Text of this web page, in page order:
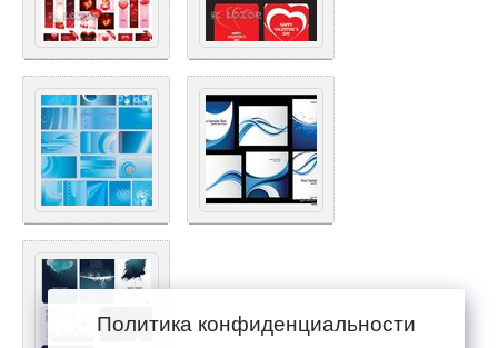
Политика конфиденциальности